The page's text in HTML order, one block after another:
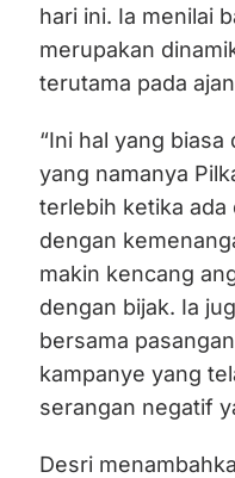
hari ini. Ia menilai
merupakan
terutama pada
“Ini hal yang
yang namanya
terlebih ketika ada
dengan
makin kencang
dengan bijak. Ia
bersama
kampanye yang
serangan negatif
Desri